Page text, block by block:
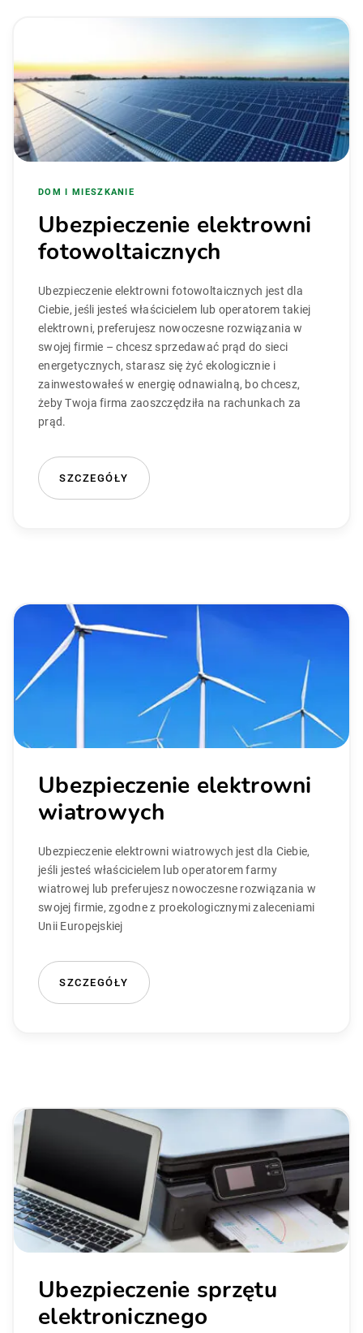
DOM I MIESZKANIE
Ubezpieczenie elektrowni
fotowoltaicznych
Ubezpieczenie elektrowni fotowoltaicznych jest dla
Ciebie, jeśli jesteś właścicielem lub operatorem takiej
elektrowni, preferujesz nowoczesne rozwiązania w
swojej firmie – chcesz sprzedawać prąd do sieci
energetycznych, starasz się żyć ekologicznie i
zainwestowałeś w energię odnawialną, bo chcesz,
żeby Twoja firma zaoszczędziła na rachunkach za
prąd.
SZCZEGÓŁY
Ubezpieczenie elektrowni
wiatrowych
Ubezpieczenie elektrowni wiatrowych jest dla Ciebie,
jeśli jesteś właścicielem lub operatorem farmy
wiatrowej lub preferujesz nowoczesne rozwiązania w
swojej firmie, zgodne z proekologicznymi zaleceniami
Unii Europejskiej
SZCZEGÓŁY
Ubezpieczenie sprzętu
elektronicznego